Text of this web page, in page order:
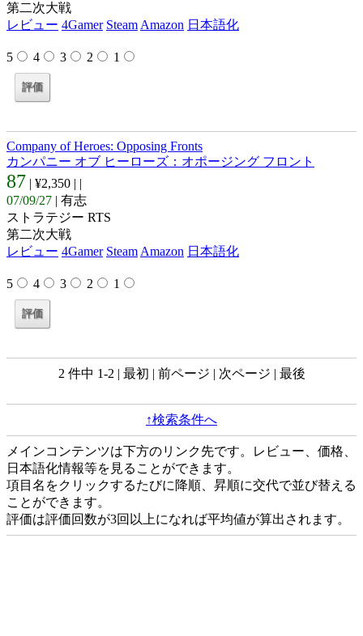
第二次大戦
レビュー 4Gamer Steam Amazon 日本語化
5 4 3 2 1
Company of Heroes: Opposing Fronts
カンパニー オブ ヒーローズ：オポージング フロント
87 | ¥2,350 | |
07/09/27 | 有志
ストラテジー RTS
第二次大戦
レビュー 4Gamer Steam Amazon 日本語化
5 4 3 2 1
2 件中 1-2 | 最初 | 前ページ | 次ページ | 最後
↑検索条件へ
メインコンテンツは下方のリンク先です。レビュー、価格、
日本語化情報等を見ることができます。
項目名をクリックするたびに降順、昇順に交代で並び替える
ことができます。
評価は評価回数が3回以上になれば平均値が算出されます。